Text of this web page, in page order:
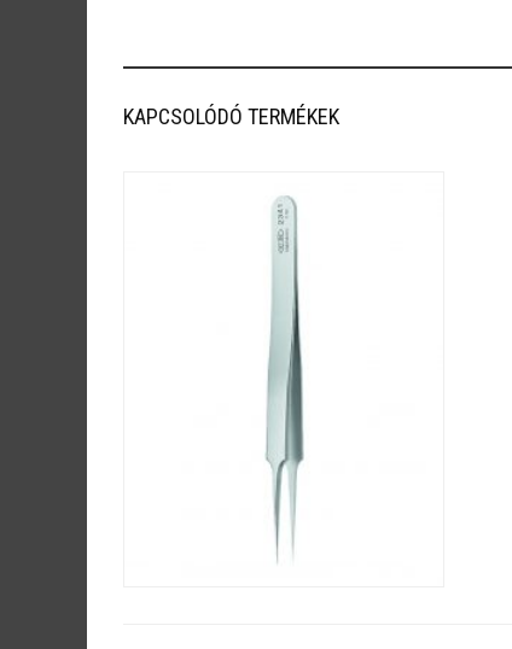
KAPCSOLÓDÓ TERMÉKEK